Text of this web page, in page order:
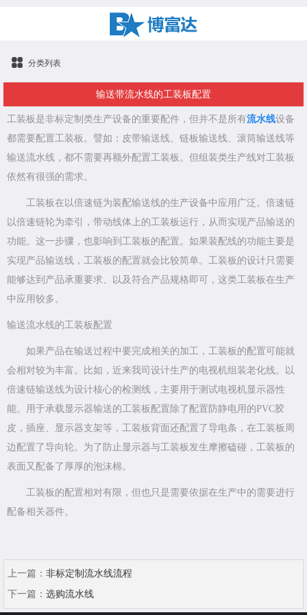
分类列表
输送带流水线的工装板配置
工装板是非标定制类生产设备的重要配件，但并不是所有流水线设备
都需要配置工装板。譬如：皮带输送线、链板输送线、滚筒输送线等
输送流水线，都不需要再额外配置工装板。但组装类生产线对工装板
依然有很强的需求。
工装板在以倍速链为装配输送线的生产设备中应用广泛。倍速链
以倍速链轮为牵引，带动线体上的工装板运行，从而实现产品输送的
功能。这一步骤，也影响到工装板的配置。如果装配线的功能主要是
实现产品输送线，工装板的配置就会比较简单。工装板的设计只需要
能够达到产品承重要求、以及符合产品规格即可，这类工装板在生产
中应用较多。
输送流水线的工装板配置
如果产品在输送过程中要完成相关的加工，工装板的配置可能就
会相对较为丰富。比如，近来我司设计生产的电视机组装老化线。以
倍速链输送线为设计核心的检测线，主要用于测试电视机显示器性
能。用于承载显示器输送的工装板配置除了配置防静电用的PVC胶
皮，插座、显示器支架等，工装板背面还配置了导电条，在工装板周
边配置了导向轮。为了防止显示器与工装板发生摩擦磕碰，工装板的
表面又配备了厚厚的泡沫棉。
工装板的配置相对有限，但也只是需要依据在生产中的需要进行
配备相关器件。
上一篇： 非标定制流水线流程
下一篇： 选购流水线